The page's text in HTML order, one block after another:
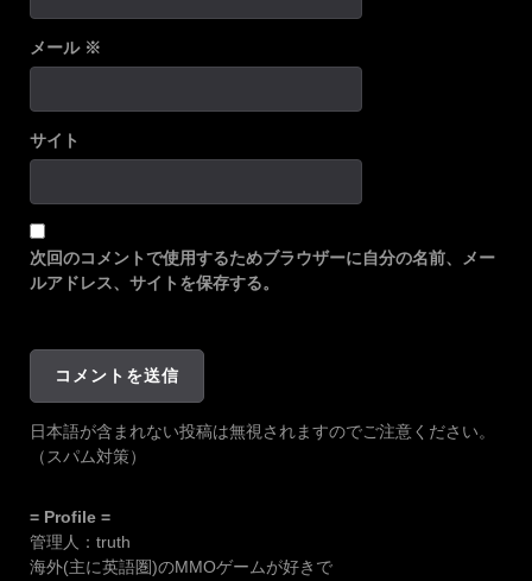
メール ※
サイト
次回のコメントで使用するためブラウザーに自分の名前、メー
ルアドレス、サイトを保存する。
日本語が含まれない投稿は無視されますのでご注意ください。
（スパム対策）
= Profile =
管理人：truth
海外(主に英語圏)のMMOゲームが好きで